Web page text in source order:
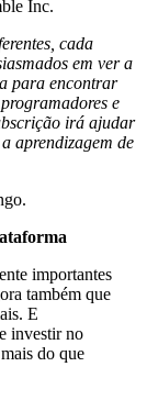
Inc.
cada
em ver a
para encontrar
e
irá ajudar
aprendizagem de
importantes
também que
E
investir no
do que